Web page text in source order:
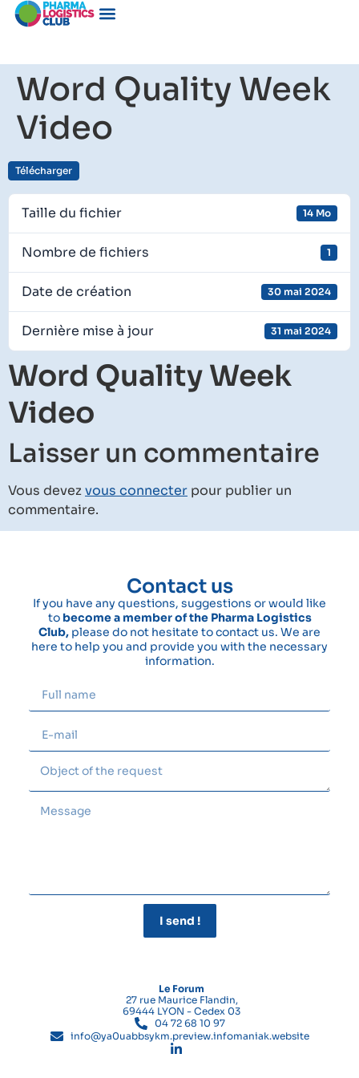
Word Quality Week
Video
Télécharger
Taille du fichier 14 Mo
Nombre de fichiers 1
Date de création 30 mai 2024
Dernière mise à jour 31 mai 2024
Word Quality Week
Video
Laisser un commentaire
Vous devezvous connecter pour publier un
commentaire.
Contact us
If you have any questions, suggestions or would like
to become a member of the Pharma Logistics
Club, please do not hesitate to contact us. We are
here to help you and provide you with the necessary
information.
I send !
Le Forum
27 rue Maurice Flandin,
69444 LYON - Cedex 03
04 72 68 10 97
info@ya0uabbsykm.preview.infomaniak.website